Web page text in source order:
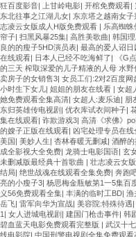
狂百度影音| 上甘岭电影| 开棺免费观看|
东北往事之江湖儿女| 东京塔之越南女子
志凌云女版成人H版免费观看 | 乐高蜘
帘子| 扫黑风暴25集| 高胜美歌曲| 韩国
良的的瘦子5HD演员表| 最高的爱人诏日
在线观看| 日本人已经不吃海鲜了| 《G
的三天 榨取深爱的儿子精液的人母 水野
卖房子的女销售3| 女员工们:2对2百度网
小时生下女儿| 姐姐的朋友在线看 | 女超
她免费观看全集高清| 女超人:麦乐迪| 朋
东归英雄传电视剧 | 优衣库试衣间种子|
集在线观看| 诈欺游戏3| 高清《求佛》po
的嫂子正版在线观看| 凶宅处理专员在线
美国| 美妙人生| 杏林春暖无删减| 酒醉
成全影视大全免费| 龙骑士电影国语| 玄
未删减版最经典十首歌曲 | 壮志凌云女
结局| 绝世战魂在线观看全集免费| 奔跑
亮的小瘦子3| 杨思梅金瓶敏第1一5集百
义56免费观看全集| 丰满的临时工BD| 渔
岳飞| 雷军向华为宣战| 美容院:特殊待遇|
1 | 女人进城电视剧 | 建国门枪击事件| 韩
碧血蓝天电影免费观看完整版 | 武汉十
线电影院| 中国刑警电视剧全集免费观看